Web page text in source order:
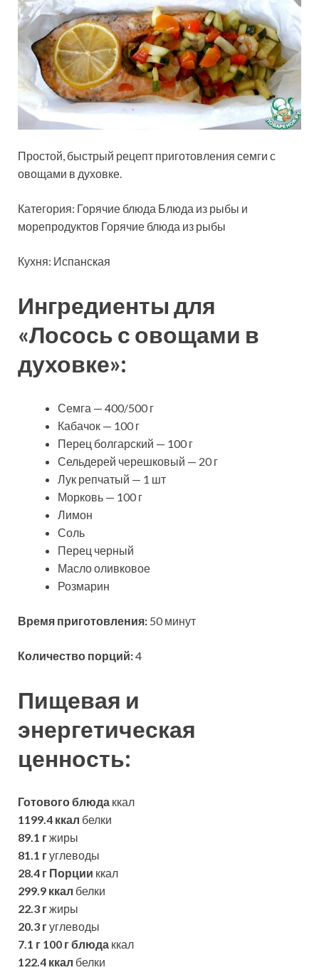
Простой, быстрый рецепт приготовления семги с
овощами в духовке.
Категория: Горячие блюда Блюда из рыбы и
морепродуктов Горячие блюда из рыбы
Кухня: Испанская
Ингредиенты для
«Лосось с овощами в
духовке»:
Семга — 400/500 г
Кабачок — 100 г
Перец болгарский — 100 г
Сельдерей черешковый — 20 г
Лук репчатый — 1 шт
Морковь — 100 г
Лимон
Соль
Перец черный
Масло оливковое
Розмарин
Время приготовления: 50 минут
Количество порций:4
Пищевая и
энергетическая
ценность:
Готового блюда ккал
1199.4 ккал белки
89.1 гжиры
81.1 гуглеводы
28.4 г Порции ккал
299.9 ккал белки
22.3 гжиры
20.3 гуглеводы
7.1 г 100 г блюда ккал
122.4 ккал белки